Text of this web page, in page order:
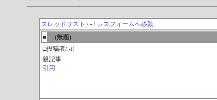
スレッドリスト / - / レスフォームへ移動
■
(無題)
□投稿者/ -()
親記事
引用